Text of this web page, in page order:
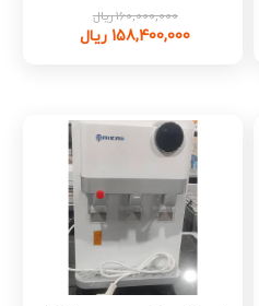
160,000,000 ریال
158,400,000 ریال